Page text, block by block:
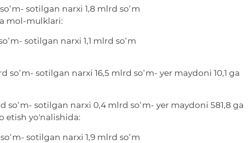
sotilgan narxi 1,8 mlrd so‘m
mol-mulklari:
sotilgan narxi 1,1 mlrd so‘m
so‘m- sotilgan narxi 16,5 mlrd so‘m- yer maydoni 10,1 ga
sotilgan narxi 0,4 mlrd so‘m- yer maydoni 581,8 ga
etish yo'nalishida:
sotilgan narxi 1,9 mlrd so‘m